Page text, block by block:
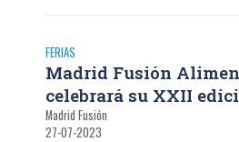
FERIAS
Madrid Fusión
celebrará su XXII
Madrid Fusión
27-07-2023